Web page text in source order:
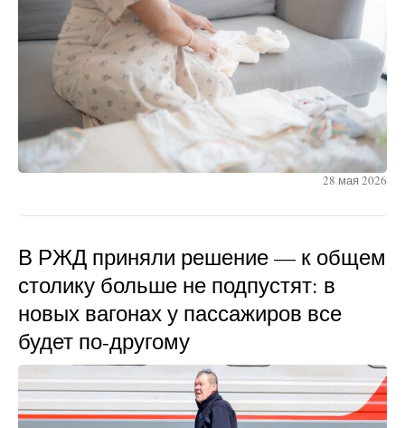
28 мая 2026
В РЖД приняли решение — к общем
столику больше не подпустят: в
новых вагонах у пассажиров все
будет по-другому